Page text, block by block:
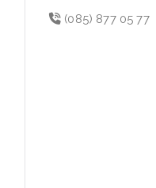
(085) 877 05 77